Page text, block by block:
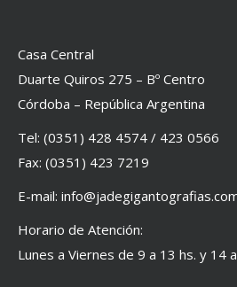
Casa Central
Duarte Quiros 275 – Bº Centro
Córdoba – República Argentina
Tel: (0351) 428 4574 / 423 0566
Fax: (0351) 423 7219
E-mail:
Horario de Atención:
Lunes a Viernes de 9 a 13 hs. y 14